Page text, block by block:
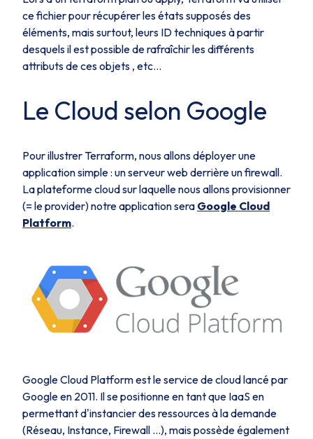
ce fichier pour récupérer les états supposés des
éléments, mais surtout, leurs ID techniques à partir
desquels il est possible de rafraîchir les différents
attributs de ces objets , etc...
Le Cloud selon Google
Pour illustrer Terraform, nous allons déployer une
application simple : un serveur web derrière un firewall.
La plateforme cloud sur laquelle nous allons provisionner
(= leprovider) notre application sera Google Cloud
Platform.
Google Cloud Platform est le service de cloud lancé par
Google en 2011. Il se positionne en tant que IaaS en
permettant d'instancier des ressources à la demande
(Réseau, Instance, Firewall …), mais possède également